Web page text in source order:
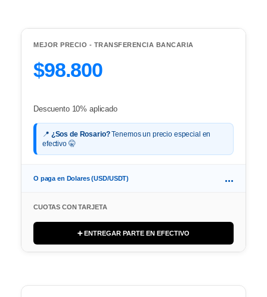
MEJOR PRECIO - TRANSFERENCIA BANCARIA
$98.800
Descuento 10% aplicado
📍 ¿Sos de Rosario?Tenemos un precio especial en
efectivo 🤫
O paga en Dolares (USD/USDT) ...
CUOTAS CON TARJETA
➕ ENTREGAR PARTE EN EFECTIVO